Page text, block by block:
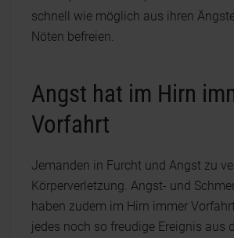
schnell wie möglich aus ihren
Nöten befreien.
Angst hat im Hirn
Vorfahrt
Jemanden in Furcht und Angst zu
Körperverletzung. Angst- und
haben zudem im Hirn immer
jedes noch so freudige Ereignis aus